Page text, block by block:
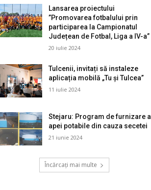
Lansarea proiectului
”Promovarea fotbalului prin
participarea la Campionatul
Județean de Fotbal, Liga a IV-a”
20 iulie 2024
Tulcenii, invitați să instaleze
aplicația mobilă „Tu și Tulcea”
11 iulie 2024
Stejaru: Program de furnizare a
apei potabile din cauza secetei
21 iunie 2024
Încărcați mai multe